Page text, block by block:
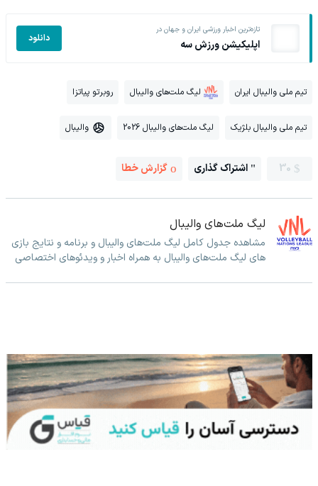
تازه‌ترین اخبار ورزشی ایران و جهان در
اپلیکیشن ورزش سه دانلود
تیم ملی والیبال ایران لیگ ملت‌های والیبال روبرتو پیاتزا
تیم ملی والیبال بلژیک لیگ ملت‌های والیبال 2026 والیبال
30 اشتراک گذاری گزارش خطا
لیگ ملت‌های والیبال
مشاهده جدول کامل لیگ ملت‌های والیبال و برنامه و نتایج بازی
های لیگ ملت‌های والیبال به همراه اخبار و ویدئوهای اختصاصی